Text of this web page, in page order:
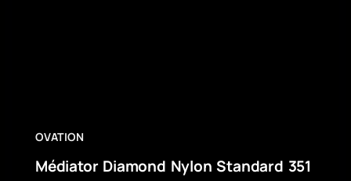
OVATION
Médiator Diamond Nylon Standard 351